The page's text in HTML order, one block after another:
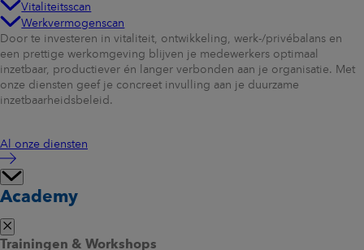
Vitaliteitsscan
Werkvermogenscan
Door te investeren in vitaliteit, ontwikkeling, werk-/privébalans en
een prettige werkomgeving blijven je medewerkers optimaal
inzetbaar, productiever én langer verbonden aan je organisatie. Met
onze diensten geef je concreet invulling aan je duurzame
inzetbaarheidsbeleid.
Al onze diensten
Academy
Trainingen & Workshops